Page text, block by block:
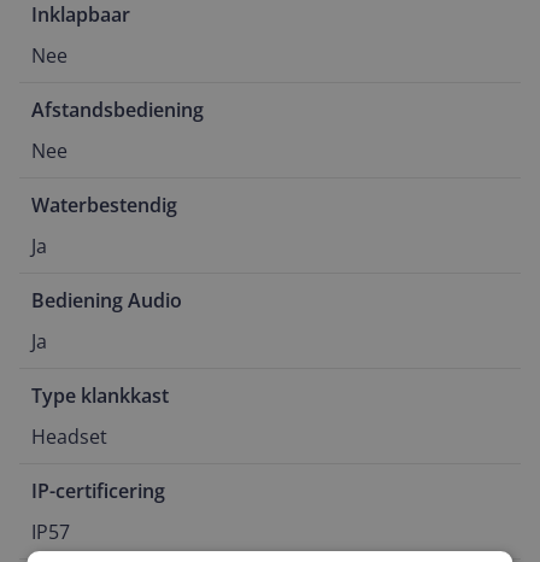
Inklapbaar
Nee
Afstandsbediening
Nee
Waterbestendig
Ja
Bediening Audio
Ja
Type klankkast
Headset
IP-certificering
IP57